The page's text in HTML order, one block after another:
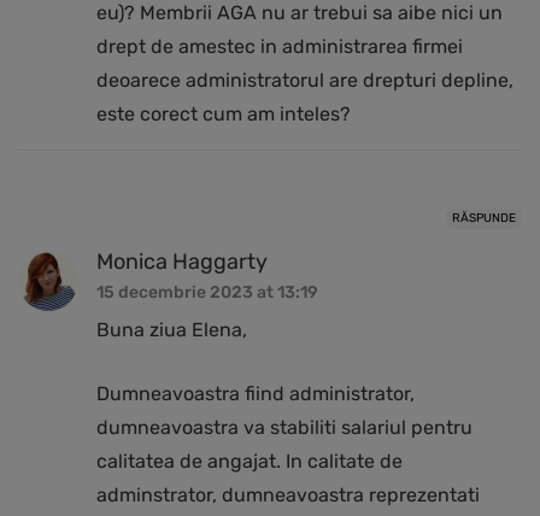
eu)? Membrii AGA nu ar trebui sa aibe nici un
drept de amestec in administrarea firmei
deoarece administratorul are drepturi depline,
este corect cum am inteles?
RĂSPUNDE
Monica Haggarty
15 decembrie 2023 at 13:19
Buna ziua Elena,
Dumneavoastra fiind administrator,
dumneavoastra va stabiliti salariul pentru
calitatea de angajat. In calitate de
adminstrator, dumneavoastra reprezentati